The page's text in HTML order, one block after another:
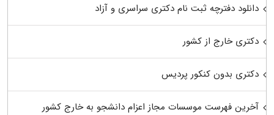
دانلود دفترچه ثبت نام دکتری سراسری و آزاد
دکتری خارج از کشور
دکتری بدون کنکور پردیس
آخرین فهرست موسسات مجاز اعزام دانشجو به خارج کشور